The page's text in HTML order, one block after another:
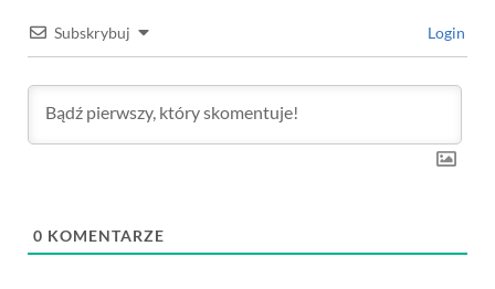
Subskrybuj Login
0 KOMENTARZE